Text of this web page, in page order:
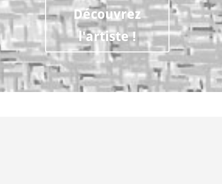
Découvrez
l'artiste !